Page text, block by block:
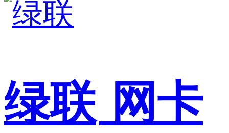
绿联 网卡